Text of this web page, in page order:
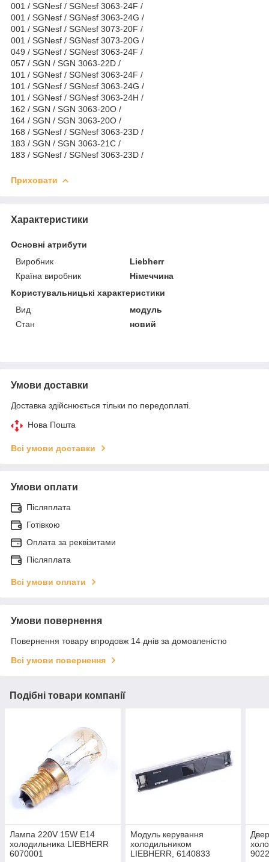
001 / SGNesf / SGNesf 3063-24F /
001 / SGNesf / SGNesf 3063-24G /
001 / SGNesf / SGNesf 3073-20F /
001 / SGNesf / SGNesf 3073-20G /
049 / SGNesf / SGNesf 3063-24F /
057 / SGN / SGN 3063-22D /
101 / SGNesf / SGNesf 3063-24F /
101 / SGNesf / SGNesf 3063-24G /
101 / SGNesf / SGNesf 3063-24H /
162 / SGN / SGN 3063-20O /
164 / SGN / SGN 3063-20O /
168 / SGNesf / SGNesf 3063-23D /
183 / SGN / SGN 3063-21C /
183 / SGNesf / SGNesf 3063-23D /
Приховати
Характеристики
Основні атрибути
Виробник
Liebherr
Країна виробник
Німеччина
Користувальницькі характеристики
Вид
модуль
Стан
новий
Умови доставки
Доставка здійснюється тільки по передоплаті.
Нова Пошта
Всі умови доставки
Умови оплати
Післяплата
Готівкою
Оплата за реквізитами
Післяплата
Всі умови оплати
Умови повернення
Повернення товару впродовж 14 днів за домовленістю
Всі умови повернення
Подібні товари компанії
Лампа 220V 15W E14
холодильника LIEBHERR
6070001
Модуль керування
холодильником
LIEBHERR, 6140833